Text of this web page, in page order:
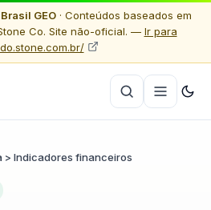
GEO· Conteúdos baseados em
Co. Site não-oficial. — Ir para
> Indicadores financeiros